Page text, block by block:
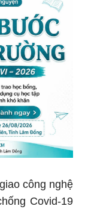
công nghệ
Covid-19